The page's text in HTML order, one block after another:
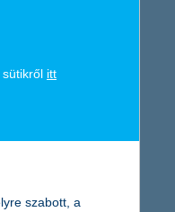
van szükség. A
itt
szabott, a